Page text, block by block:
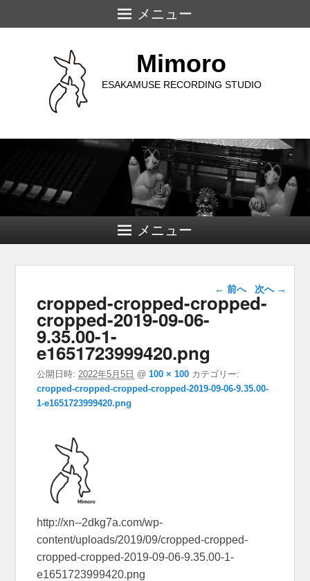
メニュー
Mimoro
ESAKAMUSE RECORDING STUDIO
メニュー
画像ナビゲー
ション
← 前へ 次へ →
cropped-cropped-cropped-
cropped-2019-09-06-
9.35.00-1-
e1651723999420.png
公開日時: 2022年5月5日 @100 × 100 カテゴリー:
cropped-cropped-cropped-cropped-2019-09-06-9.35.00-
1-e1651723999420.png
http://xn--2dkg7a.com/wp-
content/uploads/2019/09/cropped-cropped-
cropped-cropped-2019-09-06-9.35.00-1-
e1651723999420.png